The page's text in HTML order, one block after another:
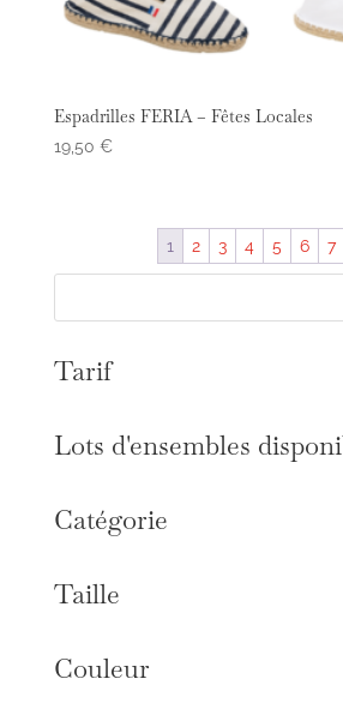
Espadrilles FERIA – Fêtes Locales
19,50 €
1 2 3 4 5 6 7
Tarif
Lots d'ensembles
Catégorie
Taille
Couleur